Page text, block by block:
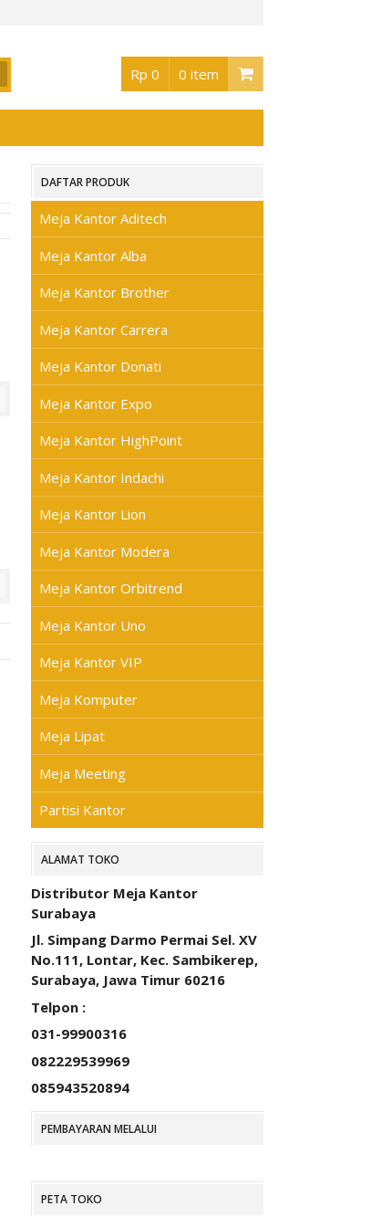
Rp 0 0 item
DAFTAR PRODUK
Meja Kantor Aditech
Meja Kantor Alba
Meja Kantor Brother
Meja Kantor Carrera
Meja Kantor Donati
Meja Kantor Expo
Meja Kantor HighPoint
Meja Kantor Indachi
Meja Kantor Lion
Meja Kantor Modera
Meja Kantor Orbitrend
Meja Kantor Uno
Meja Kantor VIP
Meja Komputer
Meja Lipat
Meja Meeting
Partisi Kantor
ALAMAT TOKO
Distributor Meja Kantor
Surabaya
Jl. Simpang Darmo Permai Sel. XV
No.111, Lontar, Kec. Sambikerep,
Surabaya, Jawa Timur 60216
Telpon :
031-99900316
082229539969
085943520894
PEMBAYARAN MELALUI
PETA TOKO